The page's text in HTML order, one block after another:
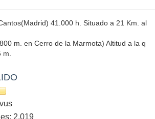
41.000 h. Situado a 21 Km. al
m. en Cerro de la Marmota) Altitud a la q
2,019